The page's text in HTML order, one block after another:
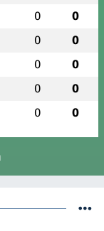
0 0
0 0
0 0
0 0
0 0